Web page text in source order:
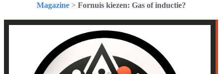
Magazine> Fornuis kiezen: Gas of inductie?